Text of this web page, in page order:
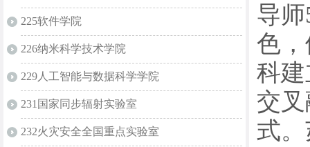
225软件学院
226纳米科学技术学院
229人工智能与数据科学学院
231国家同步辐射实验室
232火灾安全全国重点实验室
导
色
科
交
式